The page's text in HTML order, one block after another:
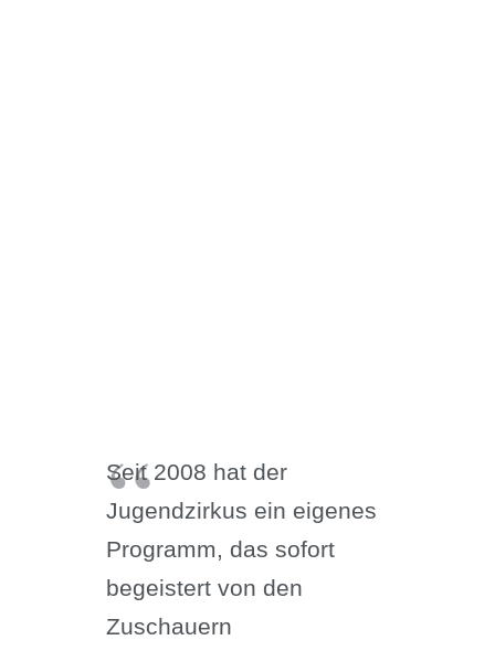
Seit 2008 hat der
Jugendzirkus ein eigenes
Programm, das sofort
begeistert von den
Zuschauern